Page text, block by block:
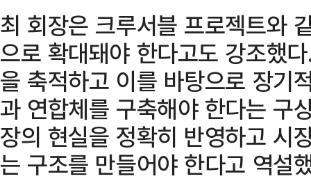
최 회장은 크루서블 프로젝트와
으로 확대돼야 한다고도 강조했
을 축적하고 이를 바탕으로 장기
과 연합체를 구축해야 한다는 구
장의 현실을 정확히 반영하고 시
는 구조를 만들어야 한다고 역설